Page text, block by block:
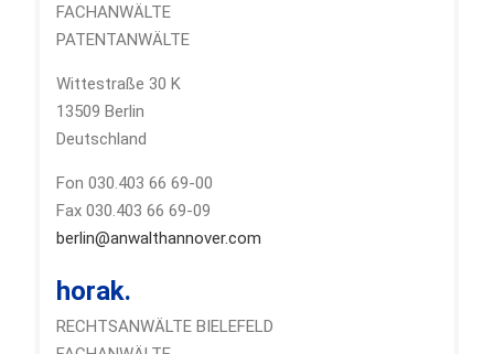
FACHANWÄLTE
PATENTANWÄLTE
Wittestraße 30 K
13509 Berlin
Deutschland
Fon 030.403 66 69-00
Fax 030.403 66 69-09
berlin@anwalthannover.com
horak.
RECHTSANWÄLTE BIELEFELD